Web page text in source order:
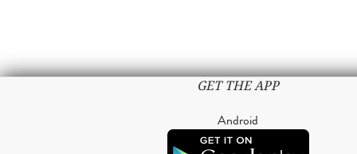
GET THE APP
Android